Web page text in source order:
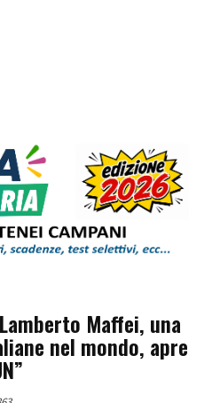
Maffei, una
nel mondo, apre